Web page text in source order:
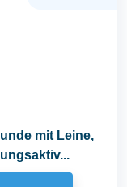
mit Leine,